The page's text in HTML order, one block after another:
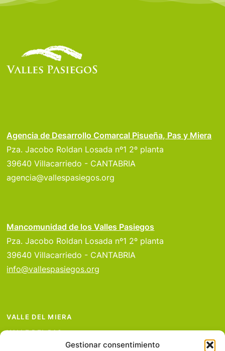
Gestionar consentimiento
Agencia de Desarrollo Comarcal Pisueña, Pas y Miera
Pza. Jacobo Roldan Losada nº1 2º planta
39640 Villacarriedo - CANTABRIA
agencia@vallespasiegos.org
Mancomunidad de los Valles Pasiegos
Pza. Jacobo Roldan Losada nº1 2º planta
39640 Villacarriedo - CANTABRIA
info@vallespasiegos.org
VALLE DEL MIERA
VALLE DEL PAS
VALLE DEL PISUEÑA